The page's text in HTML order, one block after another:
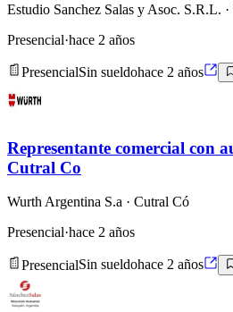
Estudio Sanchez Salas y Asoc. S.R.L.
Presencial·hace 2 años
PresencialSin sueldohace 2 años
Representante comercial con
Cutral Co
Wurth Argentina S.a · Cutral Có
Presencial·hace 2 años
PresencialSin sueldohace 2 años